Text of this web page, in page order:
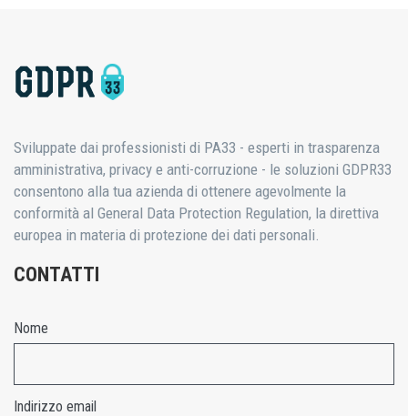
Sviluppate dai professionisti di PA33 - esperti in trasparenza
amministrativa, privacy e anti-corruzione - le soluzioni GDPR33
consentono alla tua azienda di ottenere agevolmente la
conformità al General Data Protection Regulation, la direttiva
europea in materia di protezione dei dati personali.
CONTATTI
Nome
Indirizzo email